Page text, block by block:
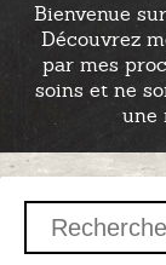
Bienvenue
Découvrez
par mes
soins et ne
une